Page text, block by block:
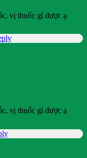
vị thuốc gì được ạ
vị thuốc gì được ạ